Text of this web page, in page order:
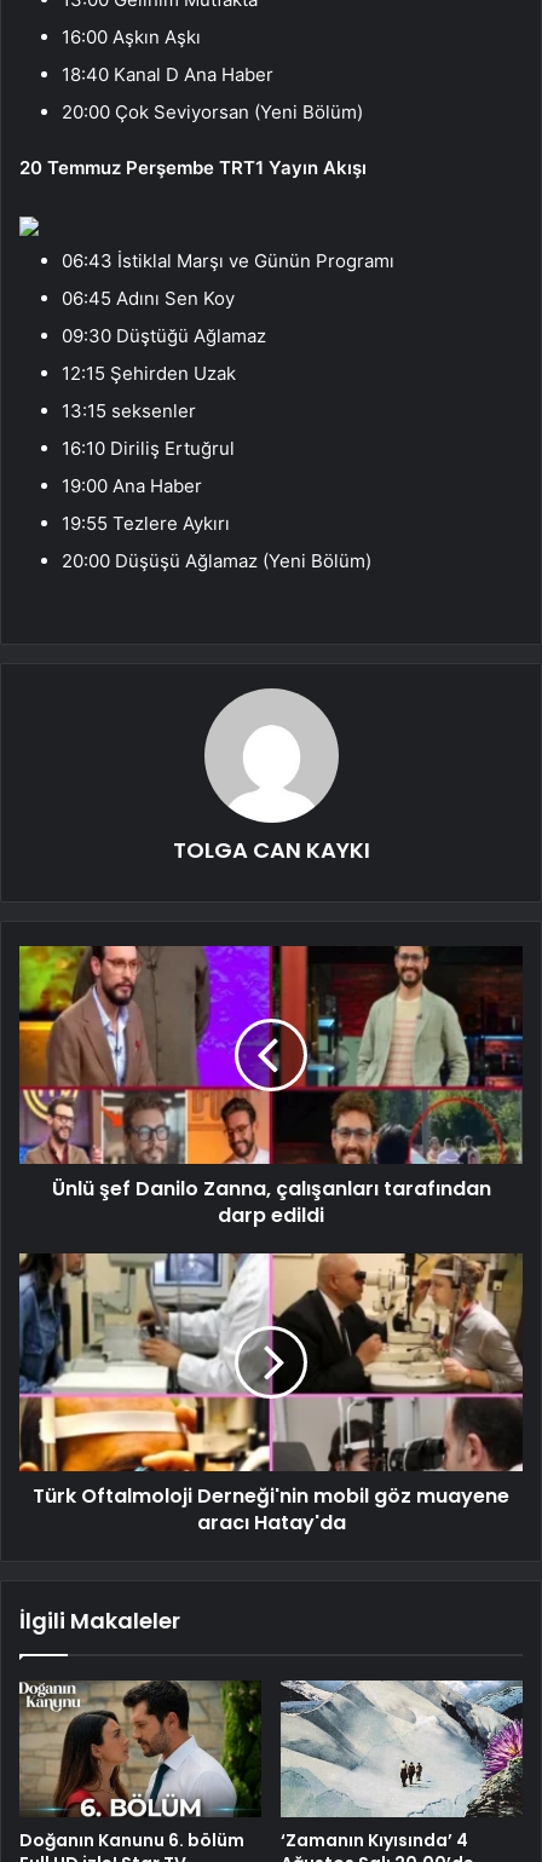
16:00 Aşkın Aşkı
18:40 Kanal D Ana Haber
20:00 Çok Seviyorsan (Yeni Bölüm)
20 Temmuz Perşembe TRT1 Yayın Akışı
06:43 İstiklal Marşı ve Günün Programı
06:45 Adını Sen Koy
09:30 Düştüğü Ağlamaz
12:15 Şehirden Uzak
13:15 seksenler
16:10 Diriliş Ertuğrul
19:00 Ana Haber
19:55 Tezlere Aykırı
20:00 Düşüşü Ağlamaz (Yeni Bölüm)
TOLGA CAN KAYKI
Ünlü şef Danilo Zanna, çalışanları tarafından
darp edildi
Türk Oftalmoloji Derneği'nin mobil göz muayene
aracı Hatay'da
İlgili Makaleler
Doğanın Kanunu 6. bölüm
‘Zamanın Kıyısında’ 4